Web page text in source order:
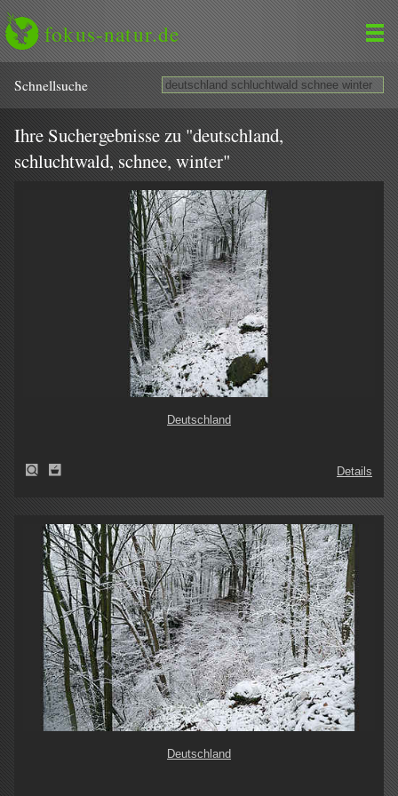
fokus-natur.de
Schnell­suche
Ihre Suchergebnisse zu "deutschland,
schluchtwald, schnee, winter"
Deutschland
Details
Deutschland